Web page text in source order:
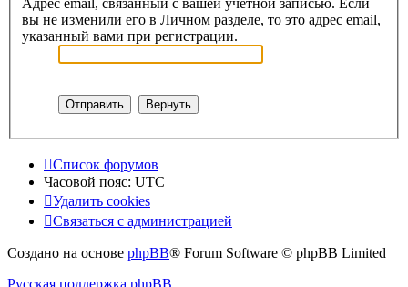
вы не изменили его в Личном разделе, то это адрес email,
указанный вами при регистрации.
Список форумов
Часовой пояс: UTC
Удалить cookies
Связаться с администрацией
Создано на основе phpBB® Forum Software © phpBB Limited
Русская поддержка phpBB